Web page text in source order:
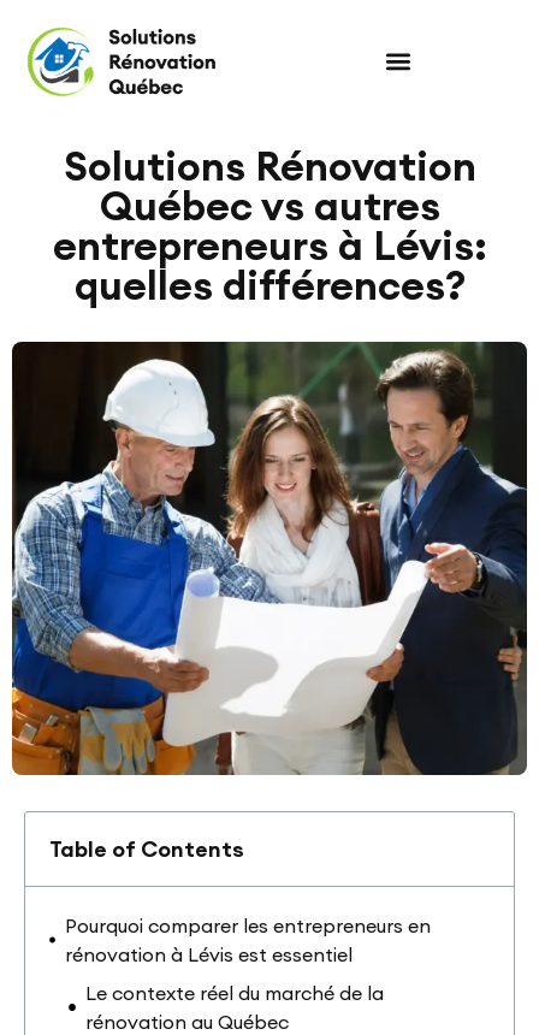
Solutions Rénovation
Québec vs autres
entrepreneurs à Lévis:
quelles différences?
Table of Contents
Pourquoi comparer les entrepreneurs en
rénovation à Lévis est essentiel
Le contexte réel du marché de la
rénovation au Québec